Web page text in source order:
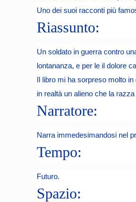
Uno dei suoi racconti più
Riassunto:
Un soldato in guerra contro
lontananza, e per le il dolore
Il libro mi ha sorpreso molto
in realtà un alieno che la
Narratore:
Narra immedesimandosi nel
Tempo:
Futuro.
Spazio: